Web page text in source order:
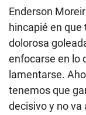
Enderson
hincapié en
dolorosa
enfocarse en lo
lamentarse.
tenemos que
decisivo y no va